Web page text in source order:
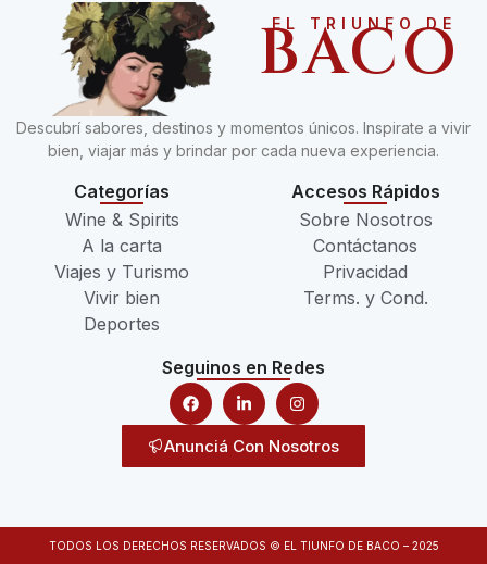
EL TRIUNFO DE
BACO
Descubrí sabores, destinos y momentos únicos. Inspirate a vivir
bien, viajar más y brindar por cada nueva experiencia.
Categorías
Wine & Spirits
A la carta
Viajes y Turismo
Vivir bien
Deportes
Accesos Rápidos
Sobre Nosotros
Contáctanos
Privacidad
Terms. y Cond.
Seguinos en Redes
Anunciá Con Nosotros
TODOS LOS DERECHOS RESERVADOS © EL TIUNFO DE BACO – 2025